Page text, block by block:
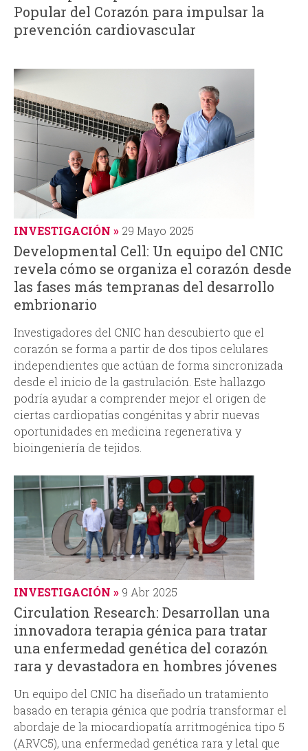
d
Popular del Corazón para impulsar la
prevención cardiovascular
INVESTIGACIÓN 29 Mayo 2025
Developmental Cell: Un equipo del CNIC
revela cómo se organiza el corazón desde
las fases más tempranas del desarrollo
embrionario
Investigadores del CNIC han descubierto que el
corazón se forma a partir de dos tipos celulares
independientes que actúan de forma sincronizada
desde el inicio de la gastrulación. Este hallazgo
podría ayudar a comprender mejor el origen de
ciertas cardiopatías congénitas y abrir nuevas
oportunidades en medicina regenerativa y
bioingeniería de tejidos.
INVESTIGACIÓN 9 Abr 2025
Circulation Research: Desarrollan una
innovadora terapia génica para tratar
una enfermedad genética del corazón
rara y devastadora en hombres jóvenes
Un equipo del CNIC ha diseñado un tratamiento
basado en terapia génica que podría transformar el
abordaje de la miocardiopatía arritmogénica tipo 5
(ARVC5), una enfermedad genética rara y letal que